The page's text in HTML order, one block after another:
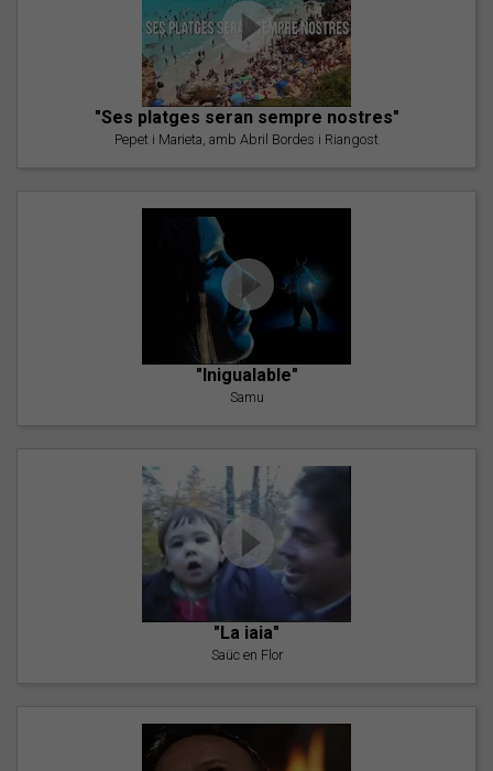
"Ses platges seran sempre nostres"
Pepet i Marieta, amb Abril Bordes i Riangost
"Inigualable"
Samu
"La iaia"
Saüc en Flor